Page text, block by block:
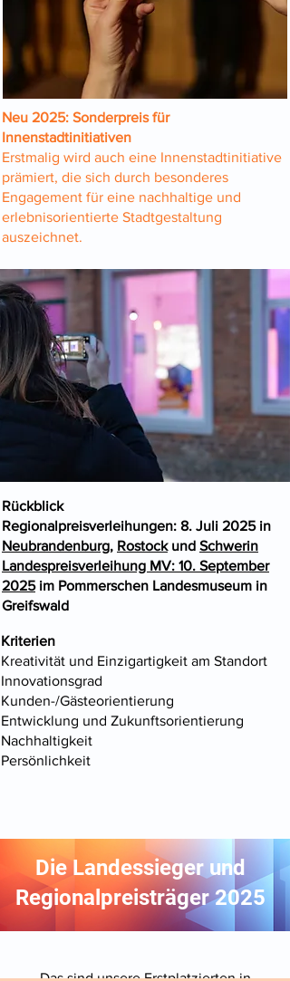
Neu 2025: Sonderpreis für
Innenstadtinitiativen
Erstmalig wird auch eine Innenstadtinitiative
prämiert, die sich durch besonderes
Engagement für eine nachhaltige und
erlebnisorientierte Stadtgestaltung
auszeichnet.
Rückblick
Regionalpreisverleihungen: 8. Juli 2025 in
Neubrandenburg, Rostockund Schwerin
Landespreisverleihung MV: 10. September
2025im Pommerschen Landesmuseum in
Greifswald​
Kriterien
Kreativität und Einzigartigkeit am Standort
Innovationsgrad
Kunden-/Gästeorientierung
Entwicklung und Zukunftsorientierung
Nachhaltigkeit
Persönlichkeit​
Die Landessieger und
Regionalpreisträger 2025
Das sind unsere Erstplatzierten in